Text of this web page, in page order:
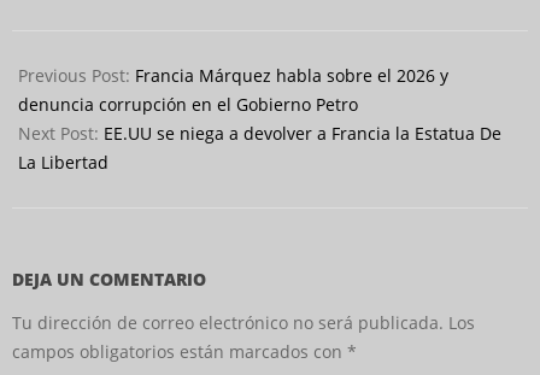
03-
20
Previous Post: Francia Márquez habla sobre el 2026 y
denuncia corrupción en el Gobierno Petro
Next Post: EE.UU se niega a devolver a Francia la Estatua De
La Libertad
DEJA UN COMENTARIO
Tu dirección de correo electrónico no será publicada. Los
campos obligatorios están marcados con *